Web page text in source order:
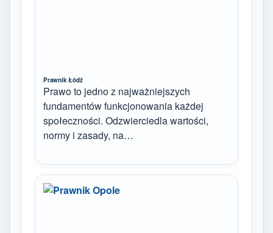
Prawnik Łódź
Prawo to jedno z najważniejszych
fundamentów funkcjonowania każdej
społeczności. Odzwierciedla wartości,
normy i zasady, na…